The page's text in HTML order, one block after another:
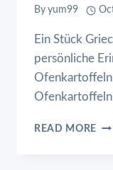
By yum99
Ein Stück
persönliche
Ofenkartoffeln
READ MORE